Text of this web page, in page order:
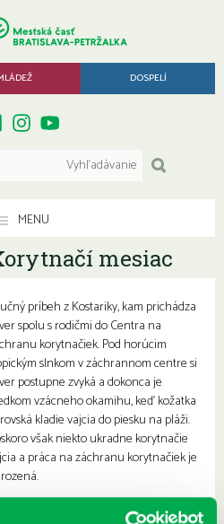
DOSPELÍ
MENU
mesiac
príbeh z Kostariky, kam prichádza
spolu s rodičmi do Centra na
korytnačiek. Pod horúcim
slnkom v záchrannom centre si
postupne zvyká a dokonca je
vzácneho okamihu, keď kožatka
kladie vajcia do piesku na pláži.
však niekto ukradne korytnačie
a práca na záchranu korytnačiek je